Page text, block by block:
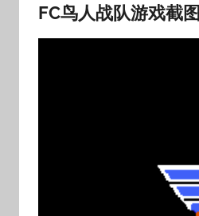
FC鸟人战队游戏截图